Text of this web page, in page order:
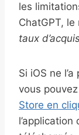
les
ChatGPT,
taux
Si iOS ne
vous pouvez
Store en